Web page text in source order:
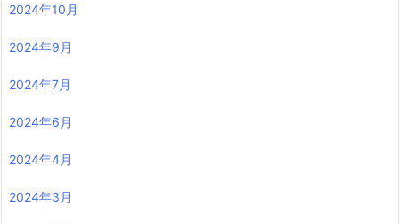
2024年10月
2024年9月
2024年7月
2024年6月
2024年4月
2024年3月